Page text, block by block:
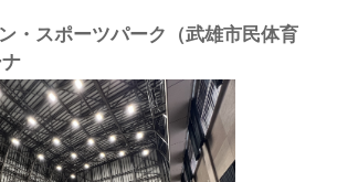
・スポーツパーク（武雄市民体育